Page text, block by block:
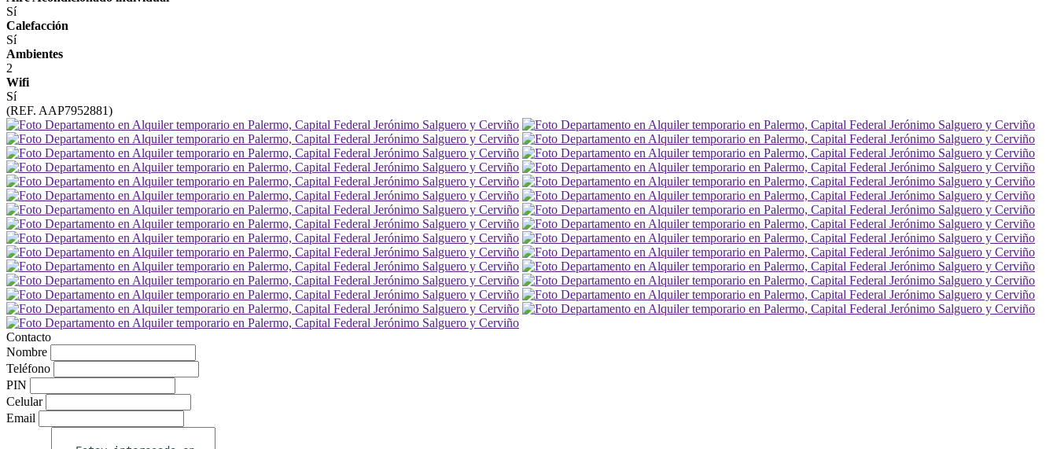
Sí
Calefacción
Sí
Ambientes
2
Wifi
Sí
(REF. AAP7952881)
Contacto
Nombre
Teléfono
PIN
Celular
Email